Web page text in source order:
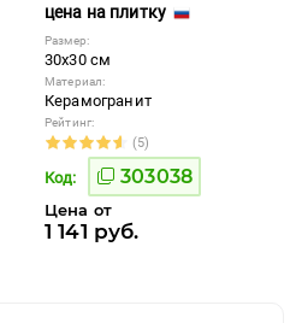
цена на плитку
Размер:
30x30 см
Материал:
Керамогранит
Рейтинг:
(5)
Код: 303038
Цена от
1 141 руб.